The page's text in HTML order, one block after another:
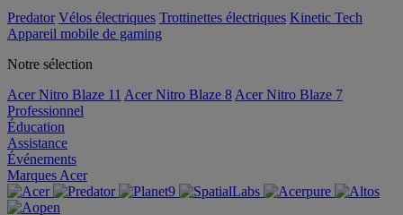
Predator Vélos électriques Trottinettes électriques Kinetic Tech
Appareil mobile de gaming
Notre sélection
Acer Nitro Blaze 11 Acer Nitro Blaze 8 Acer Nitro Blaze 7
Professionnel
Éducation
Assistance
Événements
Marques Acer